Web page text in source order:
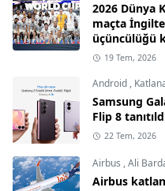
2026 Dünya
maçta
üçüncülüğü
19 Tem, 2026
Android ,
Samsung
Flip 8
22 Tem, 2026
Airbus ,Ali
Airbus